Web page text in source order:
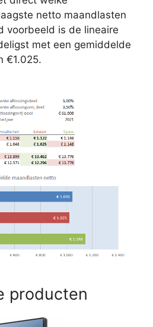
netto maandlasten
voorbeeld is de lineaire
met een gemiddelde
€1.025.
producten